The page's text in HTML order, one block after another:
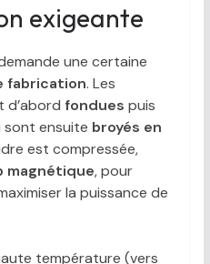
exigeante
une certaine
fabrication. Les
d’abord fondues puis
sont ensuite broyés en
est compressée,
magnétique, pour
la puissance de
température (vers